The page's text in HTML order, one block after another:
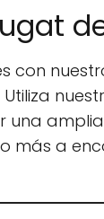
con
una
más a